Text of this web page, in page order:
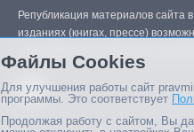
Републикация материалов сайта
изданиях (книгах, прессе)
Файлы Cookies
Для улучшения работы сайт
программы. Это соответствует
Продолжая работу с сайтом, Вы